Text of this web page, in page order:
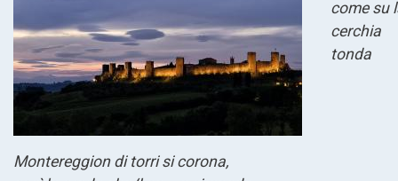
come su
cerchia
tonda
Montereggion di torri si corona,